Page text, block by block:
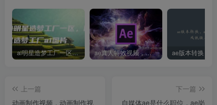
ai明星造梦工厂一区，明星造梦工厂ai图片 ae真人特效视频，大学生第一次做ppt怎么做
上一篇
动画制作视频，动画制作视
下一篇
自媒体ae是什么职位，ae岗